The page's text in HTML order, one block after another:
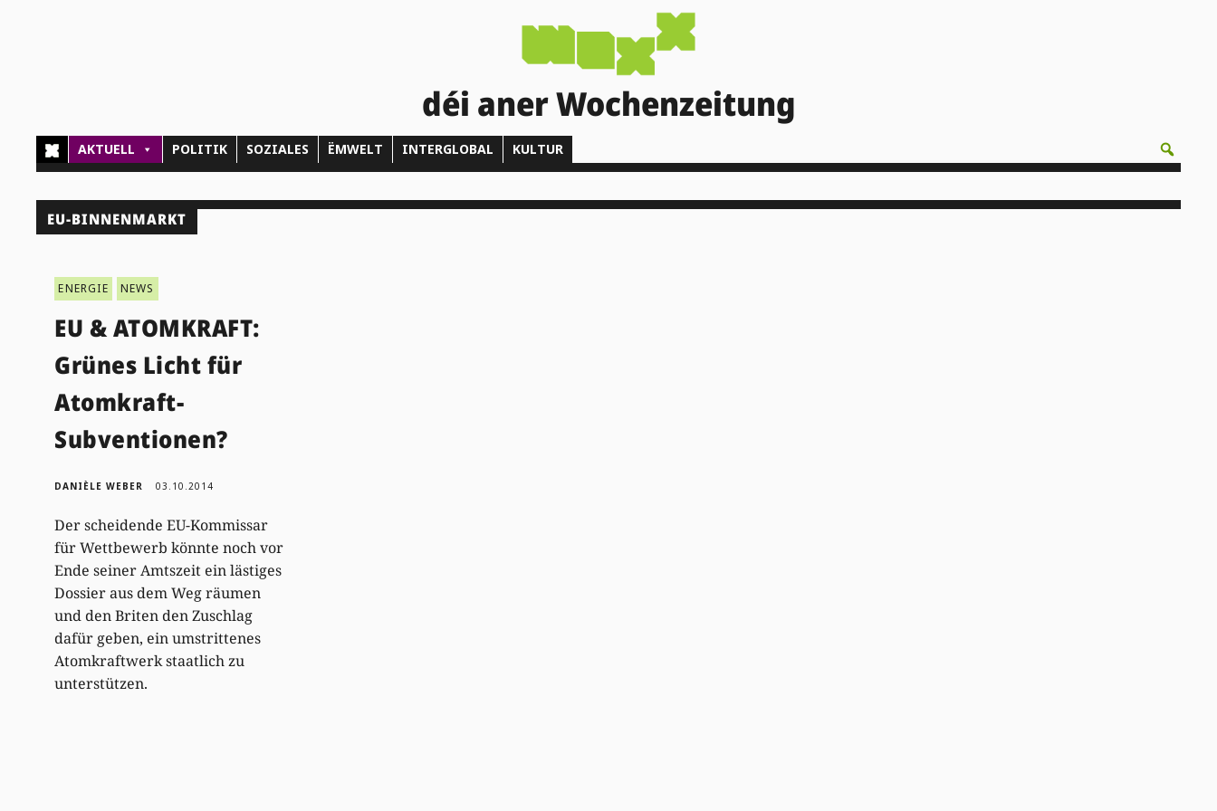
déi aner Wochenzeitung
AKTUELL POLITIK SOZIALES ËMWELT INTERGLOBAL KULTUR
EU-BINNENMARKT
ENERGIE NEWS
EU & ATOMKRAFT:
Grünes Licht für
Atomkraft-
Subventionen?
DANIÈLE WEBER 03.10.2014
Der scheidende EU-Kommissar
für Wettbewerb könnte noch vor
Ende seiner Amtszeit ein lästiges
Dossier aus dem Weg räumen
und den Briten den Zuschlag
dafür geben, ein umstrittenes
Atomkraftwerk staatlich zu
unterstützen.